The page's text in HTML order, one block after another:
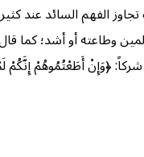
الفهم السائد عند
وطاعته أو أشد؛
شركاً: ﴿وَإِنْ أَطَعْتُمُوهُمْ